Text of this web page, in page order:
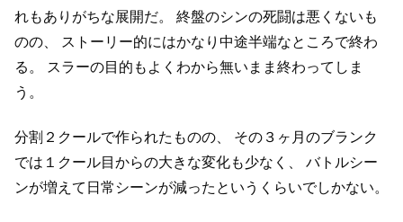
れもありがちな展開だ。
終盤のシンの死闘は悪くないも
のの、
ストーリー的にはかなり中途半端なところで終わ
る。
スラーの目的もよくわから無いまま終わってしま
う。
分割２クールで作られたものの、
その３ヶ月のブランク
では１クール目からの大きな変化も少なく、
バトルシー
ンが増えて日常シーンが減ったというくらいでしかない。